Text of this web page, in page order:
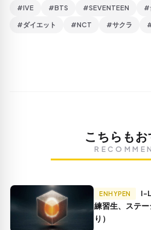
#IVE #BTS #SEVENTEEN #
#ダイエット #NCT #サクラ
こちらも
ENHYPEN
練習生、ステ
り）